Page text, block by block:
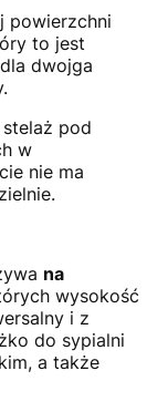
powierzchni
to jest
dwojga
pod
w
nie ma
na
wysokość
i z
do sypialni
a także